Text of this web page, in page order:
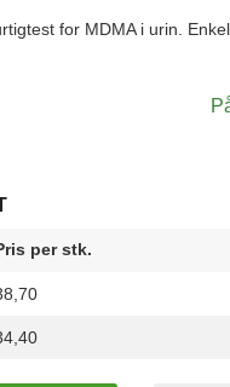
for MDMA i urin.
per stk.